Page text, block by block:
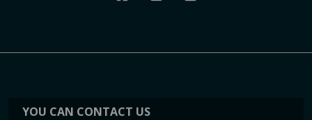
YOU CAN CONTACT US